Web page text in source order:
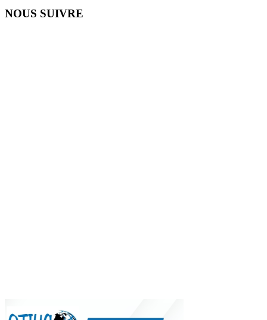
NOUS SUIVRE